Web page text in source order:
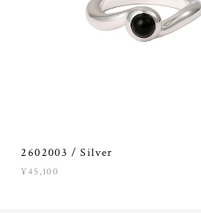
2602003 / Silver
¥45,100